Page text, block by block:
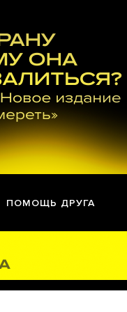
ПОМОЩЬ ДРУГА